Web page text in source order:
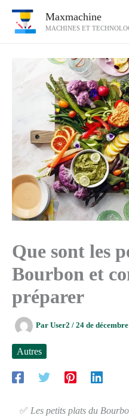
Maxmachine
MACHINES ET
Que sont les
Bourbon et
préparer
Par User2 / 24 de
Autres
✅ Les petits plats du